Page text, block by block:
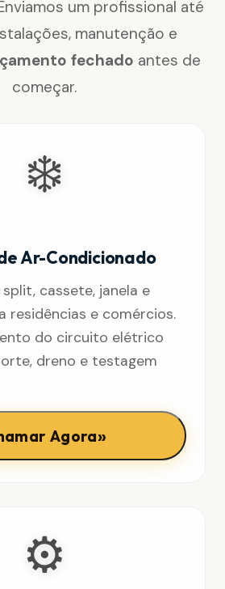
um profissional até
manutenção e
fechado antes de
começar.
❄️
Ar-Condicionado
cassete, janela e
residências e comércios.
do circuito elétrico
dreno e testagem
Agora»
⚙️